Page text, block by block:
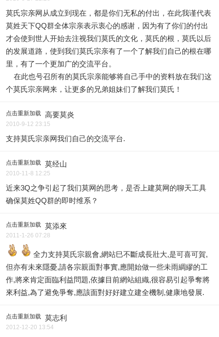
莫氏宗亲网从成立到现在，都是你们无私的付出，在此我谨代表
莫姓天下QQ群全体宗亲表示衷心的感谢，因为有了你们的付出
才会使到世人开始去注视我们莫氏的文化，莫氏的根，莫氏以后
的发展道路，使到我们莫氏宗亲有了一个了解我们自己的根在哪
里，有了一个更加广的交流平台。
在此也号召所有的莫氏宗亲能够将自己手中的资料放在我们这
个莫氏宗亲网来，让更多的兄弟姐妹们了解我们莫氏！
点击重新加载 高要莫炎
2010-9-12 23:15
支持莫氏宗亲网我们自己的交流平台.
点击重新加载 莫经山
2010-11-8 12:25
近来3Q之争引起了我们莫网的思考，是否上建莫网的聊天工具
确保莫姓QQ群的即时维系？
点击重新加载 莫添來
2011-1-26 07:28
全力支持莫氏宗親會,網站巳不斷成長壯大,是可喜可賀,
但亦有未來隱憂,請各宗親面對事實,應開始做一些未雨綢繆的工
作,將來肯定面臨利益問題,依據目前網站組織,很容易引起爭奪將
來利益,為了避免爭奪,應該面對好好建立建全機制,健康地發展.
点击重新加载 莫志利
2012-12-20 13:54